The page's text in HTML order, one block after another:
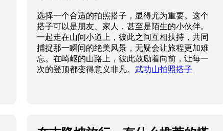
选择一个合适的拍照搭子，显得尤为重要。这个
搭子可以是朋友、家人，甚至是陌生的小伙伴。
一起走在山间小道上，彼此之间互相扶持，共同
捕捉那一瞬间的绝美风景，无疑会让旅程更加难
忘。在崎岖的山路上，彼此鼓励着向前，让每一
次的登顶都变得意义非凡。武功山拍照搭子